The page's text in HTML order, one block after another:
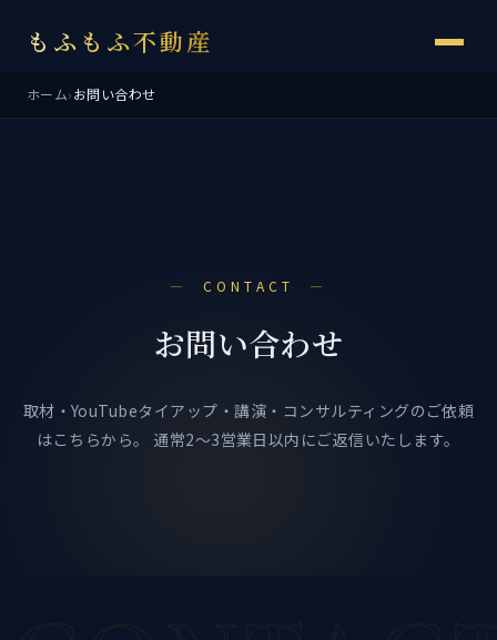
もふもふ不動産
ホーム›お問い合わせ
CONTACT
お問い合わせ
取材・YouTubeタイアップ・講演・コンサルティングのご依頼
はこちらから。
通常2〜3営業日以内にご返信いたします。